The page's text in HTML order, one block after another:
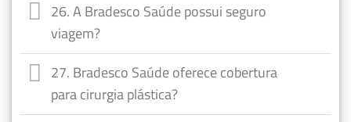
26. A Bradesco Saúde possui seguro
viagem?
27. Bradesco Saúde oferece cobertura
para cirurgia plástica?